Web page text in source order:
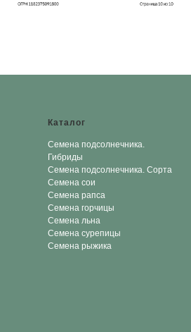
Каталог
Семена подсолнечника.
Гибриды
Семена подсолнечника. Сорта
Семена сои
Семена рапса
Семена горчицы
Семена льна
Семена сурепицы
Семена рыжика